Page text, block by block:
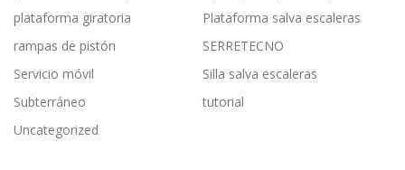
plataforma giratoria
Plataforma salva escaleras
rampas de pistón
SERRETECNO
Servicio móvil
Silla salva escaleras
Subterráneo
tutorial
Uncategorized